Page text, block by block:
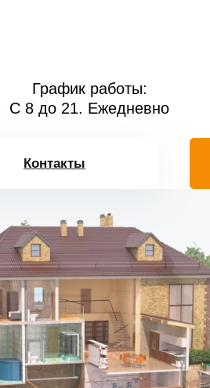
График работы:
С 8 до 21. Ежедневно
Контакты